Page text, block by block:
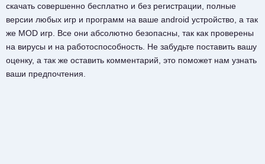
скачать совершенно бесплатно и без регистрации, полные
версии любых игр и программ на ваше android устройство, а так
же MOD игр. Все они абсолютно безопасны, так как проверены
на вирусы и на работоспособность. Не забудьте поставить вашу
оценку, а так же оставить комментарий, это поможет нам узнать
ваши предпочтения.